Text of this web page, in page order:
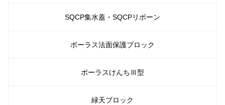
SQCP集水蓋・SQCPリボーン
ポーラス法面保護ブロック
ポーラスけんちⅢ型
緑天ブロック